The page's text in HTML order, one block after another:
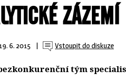
ZÁZEMÍ
19. 6. 2015 | Vstoupit do diskuze
tým